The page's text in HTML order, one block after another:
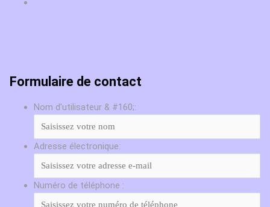
Formulaire de contact
Nom d'utilisateur & #160;:
Adresse électronique:
Numéro de téléphone :